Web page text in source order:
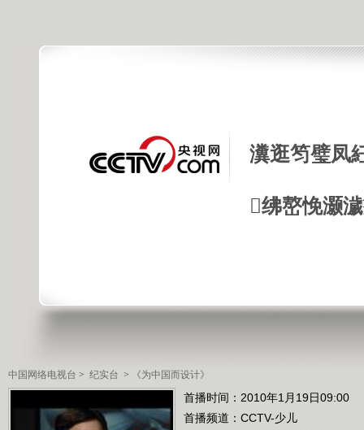
瀵逛笉璧凤
绋嶅悗灏
中国网络电视台 > 纪实台 > 《为中国而设计》
首播时间：2010年1月19日09:00
首播频道： CCTV-少儿